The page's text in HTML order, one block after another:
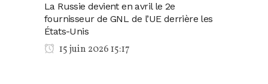
La Russie devient en avril le 2e
fournisseur de GNL de l’UE derrière les
États-Unis
15 juin 2026 15:17